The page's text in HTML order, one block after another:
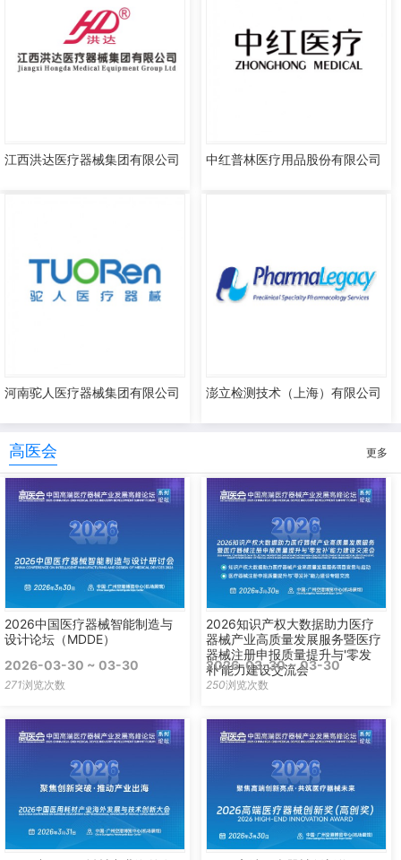
江西洪达医疗器械集团有限公司 中红普林医疗用品股份有限公司
河南驼人医疗器械集团有限公司 澎立检测技术（上海）有限公司
高医会 更多
2026中国医疗器械智能制造与
设计论坛（MDDE）
2026-03-30 ~ 03-30
271浏览次数
2026知识产权大数据助力医疗
器械产业高质量发展服务暨医疗
器械注册申报质量提升与'零发
补'能力建设交流会
2026-03-30 ~ 03-30
250浏览次数